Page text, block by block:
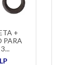
+
PARA